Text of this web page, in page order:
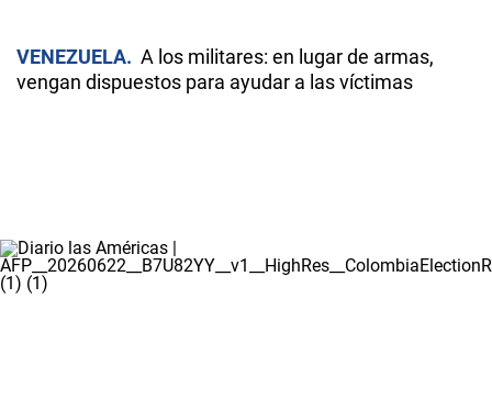
VENEZUELA
A los militares: en lugar de armas,
vengan dispuestos para ayudar a las víctimas